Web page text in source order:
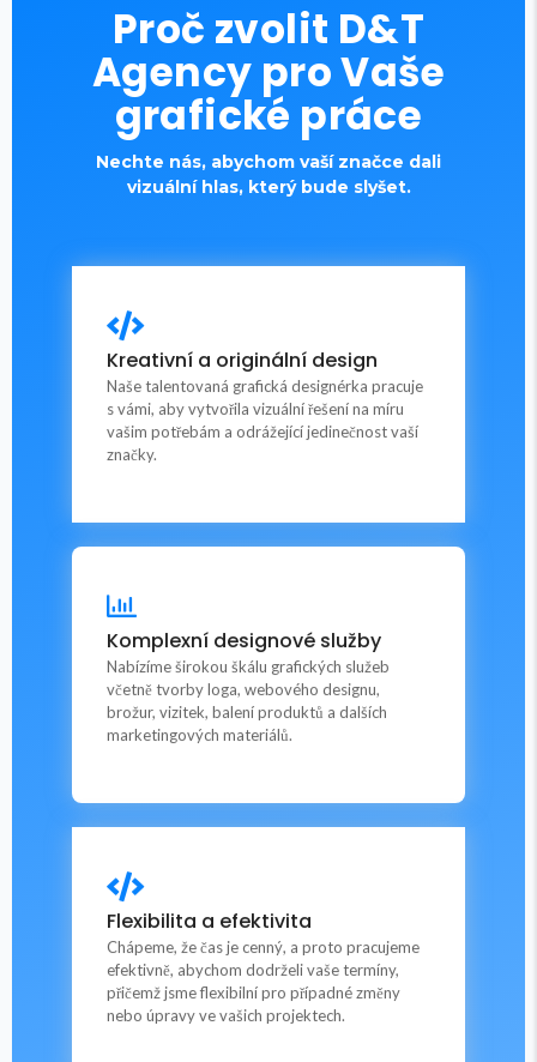
Proč zvolit D&T
Agency pro Vaše
grafické práce
Nechte nás, abychom vaší značce dali
vizuální hlas, který bude slyšet.
Kreativní a originální design
Naše talentovaná grafická designérka pracuje
s vámi, aby vytvořila vizuální řešení na míru
vašim potřebám a odrážející jedinečnost vaší
značky.
na míru pro mě.
To chci
Komplexní designové služby
Nabízíme širokou škálu grafických služeb
včetně tvorby loga, webového designu,
brožur, vizitek, balení produktů a dalších
marketingových materiálů.
na míru pro mě.
To chci
Flexibilita a efektivita
Chápeme, že čas je cenný, a proto pracujeme
efektivně, abychom dodrželi vaše termíny,
přičemž jsme flexibilní pro případné změny
nebo úpravy ve vašich projektech.
na míru pro mě.
To chci